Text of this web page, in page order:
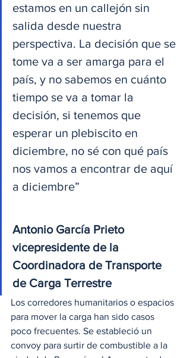
estamos en un callejón sin
salida desde nuestra
perspectiva. La decisión que se
tome va a ser amarga para el
país, y no sabemos en cuánto
tiempo se va a tomar la
decisión, si tenemos que
esperar un plebiscito en
diciembre, no sé con qué país
nos vamos a encontrar de aquí
a diciembre”
Antonio García Prieto
vicepresidente de la
Coordinadora de Transporte
de Carga Terrestre
Los corredores humanitarios o espacios
para mover la carga han sido casos
poco frecuentes. Se estableció un
convoy para surtir de combustible a la